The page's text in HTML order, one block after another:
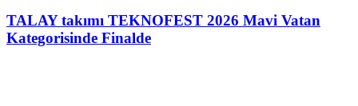
TALAY takımı TEKNOFEST 2026 Mavi Vatan
Kategorisinde Finalde